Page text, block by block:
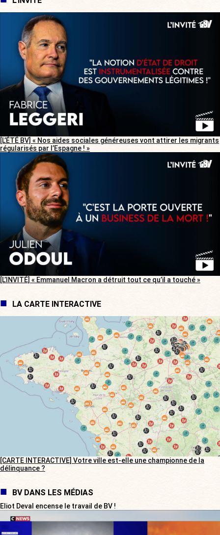
[L’ÉTÉ BV] « Nos aides sociales généreuses vont attirer les migrants
régularisés par l’Espagne ! »
[L’INVITÉ] « Emmanuel Macron a détruit tout ce qu’il a touché »
LA CARTE INTERACTIVE
[CARTE INTERACTIVE] Votre ville est-elle une championne de la
délinquance ?
BV DANS LES MÉDIAS
Eliot Deval encense le travail de BV !